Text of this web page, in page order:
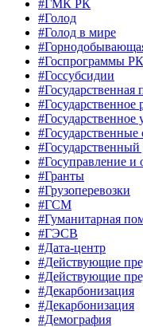
#ГМК РК
#Голод
#Голод в мире
#Госпрограммы РК
#Госсубсидии
#Государственная
#Государственное
#Государственное
#Государственный
#Госуправление и
#Гранты
#Грузоперевозки
#ГСМ
#Гуманитарная
#ГЭСВ
#Дата-центр
#Действующие
#Действующие
#Декарбонизация
#Декарбонизация
#Демография